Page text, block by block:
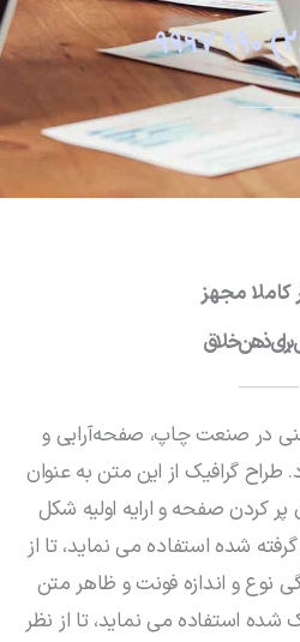
کاملا مجهز
برای ذهن خلاق
در صنعت چاپ، صفحه‌آرایی و
گرافیک از این متن به عنوان
کردن صفحه و ارایه اولیه شکل
شده استفاده می نماید، تا از
نوع و اندازه فونت و ظاهر متن
شده استفاده می نماید، تا از نظر